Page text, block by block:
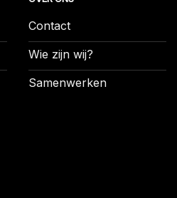
Contact
Wie zijn wij?
Samenwerken